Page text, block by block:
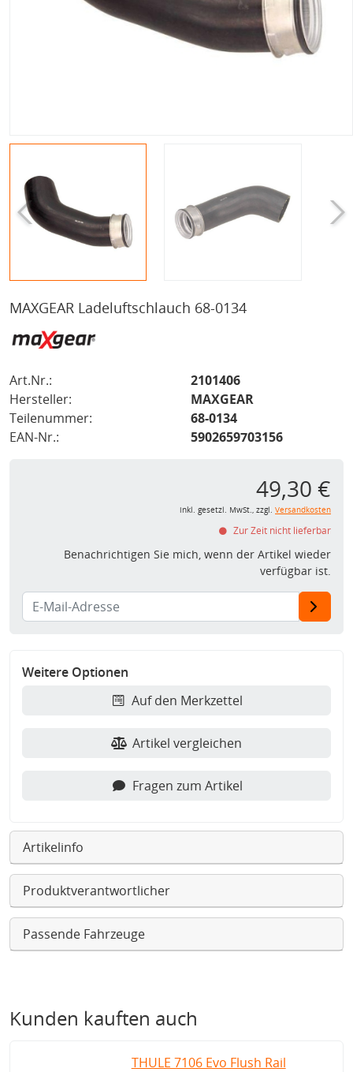
MAXGEAR Ladeluftschlauch 68-0134
Art.Nr.:
2101406
Hersteller:
MAXGEAR
Teilenummer:
68-0134
EAN-Nr.:
5902659703156
49,30 €
inkl. gesetzl. MwSt., zzgl. Versandkosten
Zur Zeit nicht lieferbar
Benachrichtigen Sie mich, wenn der Artikel wieder
verfügbar ist.
Weitere Optionen
Auf den Merkzettel
Artikel vergleichen
Fragen zum Artikel
Artikelinfo
Produktverantwortlicher
Passende Fahrzeuge
Kunden kauften auch
THULE 7106 Evo Flush Rail